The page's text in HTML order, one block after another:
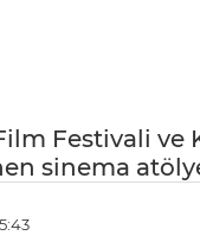
Festivali
sinema